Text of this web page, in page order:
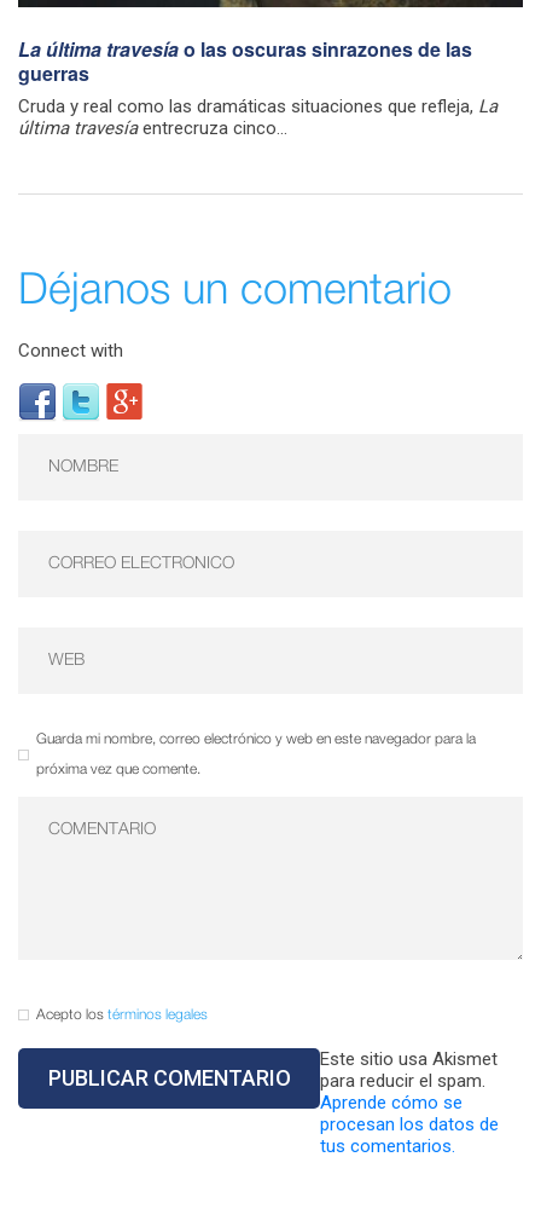
La última travesíao las oscuras sinrazones de las
guerras
Cruda y real como las dramáticas situaciones que refleja, La
última travesíaentrecruza cinco...
Déjanos un comentario
Connect with
Guarda mi nombre, correo electrónico y web en este navegador para la
próxima vez que comente.
Acepto los términos legales
Este sitio usa Akismet
para reducir el spam.
Aprende cómo se
procesan los datos de
tus comentarios.